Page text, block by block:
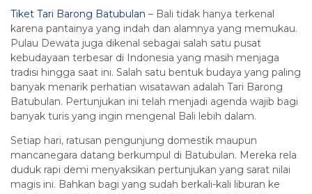
Tiket Tari Barong Batubulan – Bali tidak hanya terkenal
karena pantainya yang indah dan alamnya yang memukau.
Pulau Dewata juga dikenal sebagai salah satu pusat
kebudayaan terbesar di Indonesia yang masih menjaga
tradisi hingga saat ini. Salah satu bentuk budaya yang paling
banyak menarik perhatian wisatawan adalah Tari Barong
Batubulan. Pertunjukan ini telah menjadi agenda wajib bagi
banyak turis yang ingin mengenal Bali lebih dalam.
Setiap hari, ratusan pengunjung domestik maupun
mancanegara datang berkumpul di Batubulan. Mereka rela
duduk rapi demi menyaksikan pertunjukan yang sarat nilai
magis ini. Bahkan bagi yang sudah berkali-kali liburan ke